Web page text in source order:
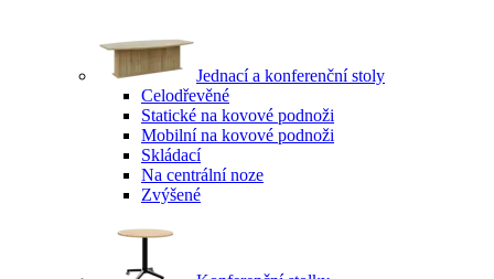
Jednací a konferenční stoly
Celodřevěné
Statické na kovové podnoži
Mobilní na kovové podnoži
Skládací
Na centrální noze
Zvýšené